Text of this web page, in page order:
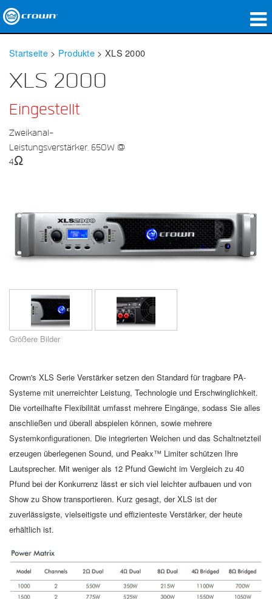
Anwendungen
Wo zu kaufen
Fallstudien
Support
Startseite> Produkte > XLS 2000
XLS 2000
Eingestellt
Zweikanal-
Leistungsverstärker, 650W @
4Ω
Größere Bilder
Crown's XLS Serie Verstärker setzen den Standard für tragbare PA-
Systeme mit unerreichter Leistung, Technologie und Erschwinglichkeit.
Die vorteilhafte Flexibilität umfasst mehrere Eingänge, sodass Sie alles
anschließen und überall abspielen können, sowie mehrere
Systemkonfigurationen. Die integrierten Weichen und das Schaltnetzteil
erzeugen überlegenen Sound, und Peakx™ Limiter schützen Ihre
Lautsprecher. Mit weniger als 12 Pfund Gewicht im Vergleich zu 40
Pfund bei der Konkurrenz lässt er sich viel leichter aufbauen und von
Show zu Show transportieren. Kurz gesagt, der XLS ist der
zuverlässigste, vielseitigste und effizienteste Verstärker, der heute
erhältlich ist.